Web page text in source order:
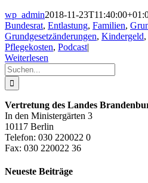
wp_admin2018-11-
Bundesrat, Entlastung, Familien,
Grundgesetzänderungen, Kindergeld,
Pflegekosten, Podcast|
Weiterlesen
Suche
nach:
Vertretung des Landes
In den Ministergärten 3
10117 Berlin
Telefon: 030 220022 0
Fax: 030 220022 36
Neueste Beiträge